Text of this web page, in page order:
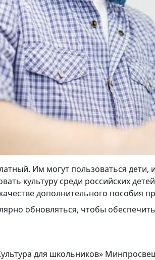
Им могут пользоваться дети,
культуру среди российских
дополнительного пособия
обновляться, чтобы
для школьников»